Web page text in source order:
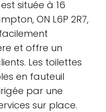
située à 16
ON L6P 2R7,
et offre un
Les toilettes
en fauteuil
par une
sur place.